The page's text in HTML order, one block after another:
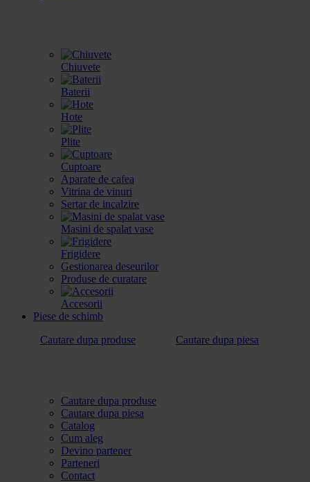
Chiuvete
Baterii
Hote
Plite
Cuptoare
Aparate de cafea
Vitrina de vinuri
Sertar de incalzire
Masini de spalat vase
Frigidere
Gestionarea deseurilor
Produse de curatare
Accesorii
Piese de schimb
Cautare dupa produse
Cautare dupa piesa
Cautare dupa produse
Cautare dupa piesa
Catalog
Cum aleg
Devino partener
Parteneri
Contact